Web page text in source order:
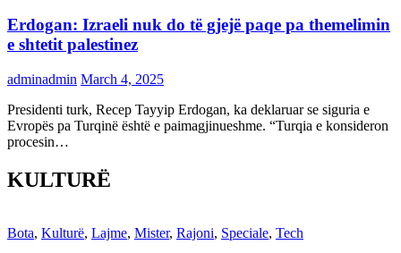
Erdogan: Izraeli nuk do të gjejë paqe pa themelimin
e shtetit palestinez
adminadmin March 4, 2025
Presidenti turk, Recep Tayyip Erdogan, ka deklaruar se siguria e
Evropës pa Turqinë është e paimagjinueshme. “Turqia e konsideron
procesin…
KULTURË
Bota, Kulturë, Lajme, Mister, Rajoni, Speciale, Tech